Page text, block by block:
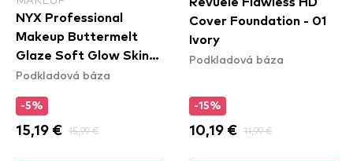
NYX Professional
Makeup Buttermelt
Glaze Soft Glow Skin
Tint SPF30 - Vanilla
Podkladová báza
-5%
15,19 € 15,99 €
Cover Foundation - 01
Ivory
Podkladová báza
-15%
10,19 € 11,99 €